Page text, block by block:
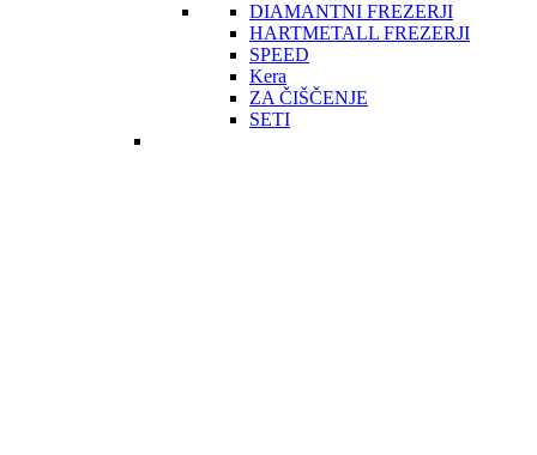
DIAMANTNI FREZERJI
HARTMETALL FREZERJI
SPEED
Kera
ZA ČIŠČENJE
SETI